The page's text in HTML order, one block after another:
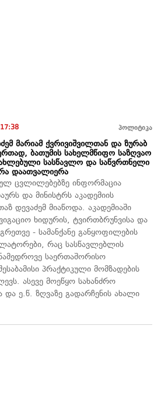
17:38 პოლიტიკა
მარიამ ქვრივიშვილთან და ზურაბ
ბათუმის სახელმწიფო საზღვაო
სასწავლო და საწვრთნელი
დაათვალიერა
ცვლილებებზე ინფორმაცია
და მინისტრს აკადემიის
დევაძემ მიაწოდა. აკადემიაში
ხიდურის, ტვირთბრუნვისა და
- სამანქანე განყოფილების
რაც სასწავლებლის
საერთაშორისო
პრაქტიკული მომზადების
ასევე მოეწყო სახანძრო
და ე.წ. ზღვაზე გადარჩენის ახალი